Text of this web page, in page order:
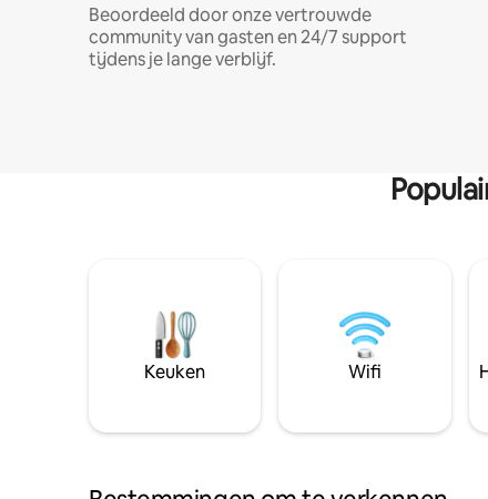
Beoordeeld door onze vertrouwde
community van gasten en 24/7 support
tijdens je lange verblijf.
Keuken Wifi